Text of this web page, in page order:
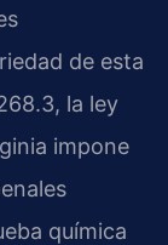
de esta
, la ley
impone
química